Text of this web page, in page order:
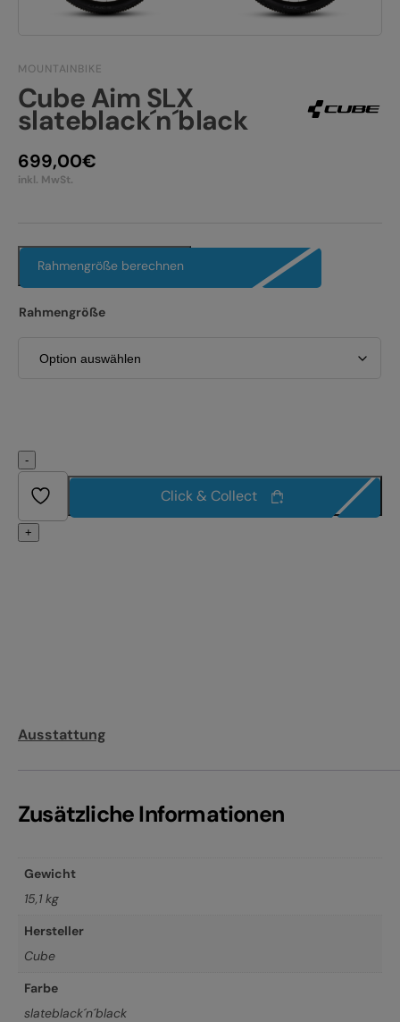
E-BIKE FULLY
E-BIKE HARDTAIL
E-BIKE TOUR
PRODUKTRÜCKRUFE
MOUNTAINBIKE
Cube Aim SLX
slateblack´n´black
699,00€
inkl. MwSt.
Rahmengröße berechnen
Rahmengröße
-
+
Click & Collect
Ausstattung
Zusätzliche Informationen
Gewicht
15,1 kg
Hersteller
Cube
Farbe
slateblack´n´black